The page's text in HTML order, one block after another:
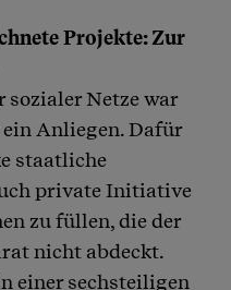
Projekte: Zur
Netze war
ein Anliegen. Dafür
staatliche
private Initiative
zu füllen, die der
nicht abdeckt.
einer sechsteiligen